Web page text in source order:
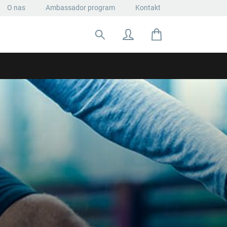
O nas Ambassador program Kontakt
Szukaj: